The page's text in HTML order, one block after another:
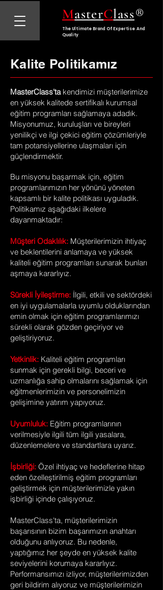
MasterClass®
The Ultimate Brand Of Expertise And
Quality
Kalite Politikamız
MasterClass'ta kendimizi müşterilerimize
en yüksek kalitede sertifikalı kurumsal
eğitim programları sağlamaya adadık.
Misyonumuz, kuruluşları ve bireyleri
yenilikçi ve ilgi çekici eğitim çözümleriyle
tam potansiyellerine ulaşmaları için
güçlendirmektir.
Bu misyonu başarmak için, eğitim
programlarımızın her yönünü yöneten
kapsamlı bir kalite politikası uyguladık.
Politikamız aşağıdaki ilkelere
dayanmaktadır:
Müşteri Odaklılık: Müşterilerimizin ihtiyaç
ve beklentilerini anlamaya ve yüksek
kaliteli eğitim programları sunarak bunları
aşmaya kararlıyız.
Sürekli İyileştirme: İlgili, etkili ve sektördeki
en iyi uygulamalarla uyumlu olduklarından
emin olmak için eğitim programlarımızı
sürekli olarak gözden geçiriyor ve
geliştiriyoruz.
Yetkinlik: Kaliteli eğitim programları
sunmak için gerekli bilgi, beceri ve
uzmanlığa sahip olmalarını sağlamak için
eğitmenlerimizin ve personelimizin
gelişimine yatırım yapıyoruz.
Uyumluluk: Eğitim programlarının
verilmesiyle ilgili tüm ilgili yasalara,
düzenlemelere ve standartlara uyarız.
İşbirliği: Özel ihtiyaç ve hedeflerine hitap
eden özelleştirilmiş eğitim programları
geliştirmek için müşterilerimizle yakın
işbirliği içinde çalışıyoruz.
MasterClass'ta, müşterilerimizin
başarısının bizim başarımızın anahtarı
olduğunu anlıyoruz. Bu nedenle,
yaptığımız her şeyde en yüksek kalite
seviyelerini korumaya kararlıyız.
Performansımızı izliyor, müşterilerimizden
geri bildirim alıyoruz ve müşterilerimizin